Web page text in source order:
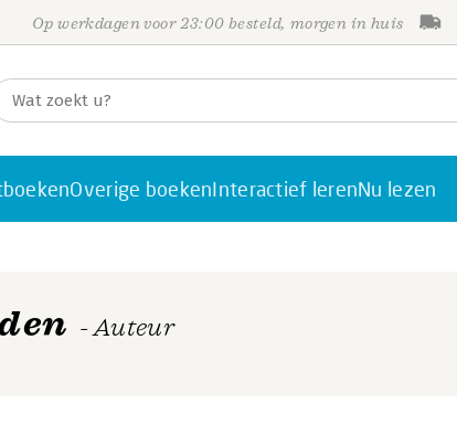
Op werkdagen voor 23:00 besteld, morgen in huis
Overige boekenInteractief lerenNu lezen
- Auteur